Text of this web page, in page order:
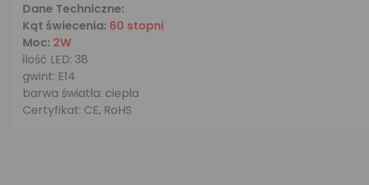
Dane Techniczne:
Kąt świecenia: 60 stopni
Moc: 2W
ilość LED: 38
gwint: E14
barwa światła: ciepła
Certyfikat: CE, RoHS